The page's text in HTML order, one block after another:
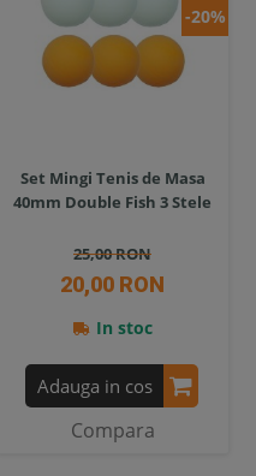
-20%
Set Mingi Tenis de Masa
40mm Double Fish 3 Stele
25,00 RON
20,00 RON
In stoc
Adauga in cos
Compara